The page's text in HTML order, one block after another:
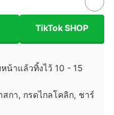
TikTok SHOP
น้าแล้วทิ้งไว้ 10 - 15
กา, กรดไกลโคลิก, ชาร์